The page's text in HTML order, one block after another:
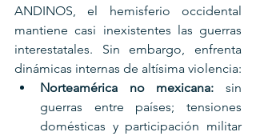
ANDINOS, el hemisferio occidental
mantiene casi inexistentes las guerras
interestatales. Sin embargo, enfrenta
dinámicas internas de altísima violencia:
Norteamérica no mexicana: sin
guerras entre países; tensiones
domésticas y participación militar